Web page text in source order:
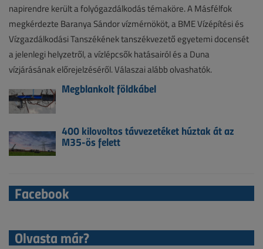
napirendre került a folyógazdálkodás témaköre. A Másfélfok
megkérdezte Baranya Sándor vízmérnököt, a BME Vízépítési és
Vízgazdálkodási Tanszékének tanszékvezető egyetemi docensét
a jelenlegi helyzetről, a vízlépcsők hatásairól és a Duna
vízjárásának előrejelzéséről. Válaszai alább olvashatók.
Megblankolt földkábel
400 kilovoltos távvezetéket húztak át az
M35-ös felett
Facebook
Olvasta már?